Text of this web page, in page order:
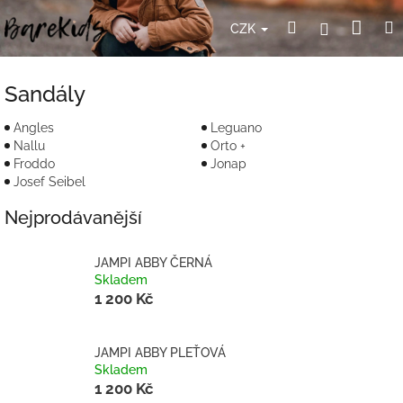
Přejít
na
obsah
CZK HledatPřihlášení
Sandály
Angles
Leguano
Nallu
Orto +
Froddo
Jonap
Josef Seibel
Nejprodávanější
JAMPI ABBY ČERNÁ
Skladem
1 200 Kč
JAMPI ABBY PLEŤOVÁ
Skladem
1 200 Kč